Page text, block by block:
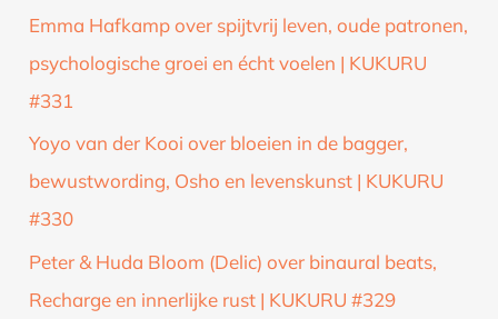
Emma Hafkamp over spijtvrij leven, oude patronen,
psychologische groei en écht voelen | KUKURU
#331
Yoyo van der Kooi over bloeien in de bagger,
bewustwording, Osho en levenskunst | KUKURU
#330
Peter & Huda Bloom (Delic) over binaural beats,
Recharge en innerlijke rust | KUKURU #329